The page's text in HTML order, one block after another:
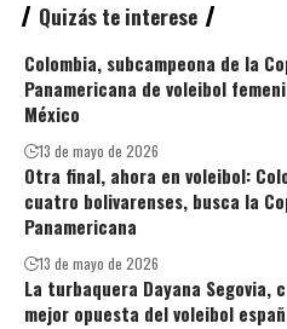
Quizás te interese
Colombia, subcampeona de la
Panamericana de voleibol
México
13 de mayo de 2026
Otra final, ahora en voleibol:
cuatro bolivarenses, busca la
Panamericana
13 de mayo de 2026
La turbaquera Dayana Segovia,
mejor opuesta del voleibol